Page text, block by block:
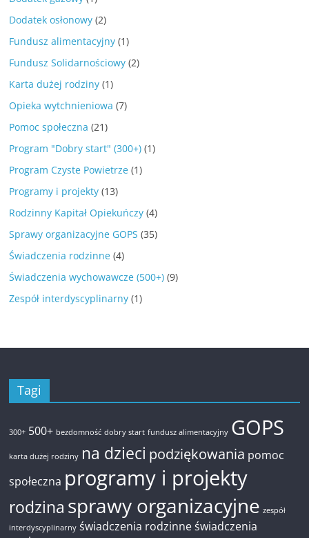
Dodatek osłonowy (2)
Fundusz alimentacyjny (1)
Fundusz Solidarnościowy (2)
Karta dużej rodziny (1)
Opieka wytchnieniowa (7)
Pomoc społeczna (21)
Program "Dobry start" (300+) (1)
Program Czyste Powietrze (1)
Programy i projekty (13)
Rodzinny Kapitał Opiekuńczy (4)
Sprawy organizacyjne GOPS (35)
Świadczenia rodzinne (4)
Świadczenia wychowawcze (500+) (9)
Zespół interdyscyplinarny (1)
Tagi
300+ 500+ bezdomność dobry start fundusz alimentacyjny GOPS
karta dużej rodziny na dzieci podziękowania pomoc
społeczna programy i projekty
rodzina sprawy organizacyjne zespół
interdyscyplinarny świadczenia rodzinne świadczenia